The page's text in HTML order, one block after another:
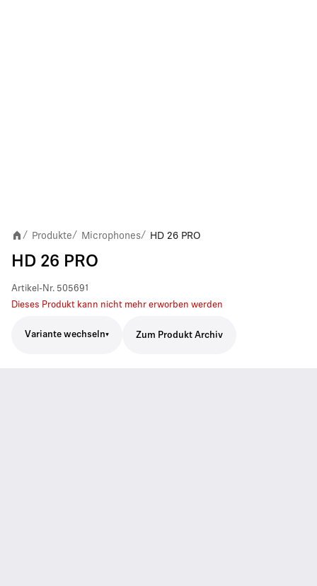
/ Produkte/ Microphones/ HD 26 PRO
HD 26 PRO
Artikel-Nr. 505691
Dieses Produkt kann nicht mehr erworben werden
Variante wechseln Zum Produkt Archiv